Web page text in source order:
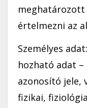
értelmezni az
Személyes
hozható adat
azonosító jele,
fizikai,